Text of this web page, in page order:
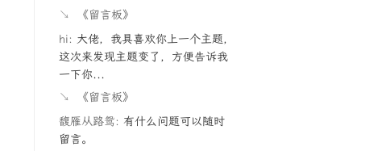
↘
《留言板》
hi: 大佬，我具喜欢你上一个主题，
这次来发现主题变了，方便告诉我
一下你...
↘
《留言板》
馥雁从路鸳: 有什么问题可以随时
留言。